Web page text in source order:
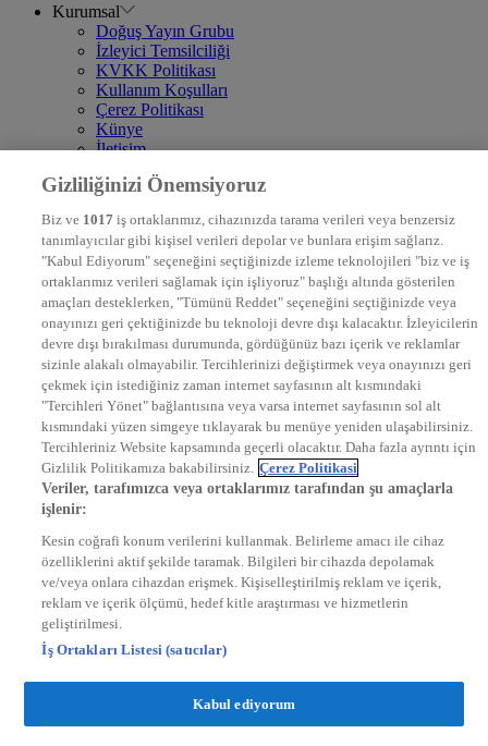
Kurumsal
Doğuş Yayın Grubu
İzleyici Temsilciliği
KVKK Politikası
Kullanım Koşulları
Çerez Politikası
Künye
İletişim
DYG Televizyonlar
STAR
EURO STAR
KRAL POP TV
DYG Radyolar
NTV RADYO
KRAL FM
KRAL POP
EKSEN
VOYAGE
DYG Dijital
ntv.com.tr
ntvspor.net
secim.ntv.com.tr
startv.com.tr
kralmuzik.com.tr
Gizliliğinizi Önemsiyoruz
Biz ve 1017 iş ortaklarımız, cihazınızda tarama verileri veya benzersiz
tanımlayıcılar gibi kişisel verileri depolar ve bunlara erişim sağlarız.
"Kabul Ediyorum" seçeneğini seçtiğinizde izleme teknolojileri "biz ve iş
ortaklarımız verileri sağlamak için işliyoruz" başlığı altında gösterilen
amaçları desteklerken, "Tümünü Reddet" seçeneğini seçtiğinizde veya
onayınızı geri çektiğinizde bu teknoloji devre dışı kalacaktır. İzleyicilerin
devre dışı bırakılması durumunda, gördüğünüz bazı içerik ve reklamlar
sizinle alakalı olmayabilir. Tercihlerinizi değiştirmek veya onayınızı geri
çekmek için istediğiniz zaman internet sayfasının alt kısmındaki
"Tercihleri Yönet" bağlantısına veya varsa internet sayfasının sol alt
kısmındaki yüzen simgeye tıklayarak bu menüye yeniden ulaşabilirsiniz.
Tercihleriniz Website kapsamında geçerli olacaktır. Daha fazla ayrıntı için
Gizlilik Politikamıza bakabilirsiniz. Çerez Politikasi
Veriler, tarafımızca veya ortaklarımız tarafından şu amaçlarla
işlenir:
Kesin coğrafi konum verilerini kullanmak. Belirleme amacı ile cihaz
özelliklerini aktif şekilde taramak. Bilgileri bir cihazda depolamak
ve/veya onlara cihazdan erişmek. Kişiselleştirilmiş reklam ve içerik,
reklam ve içerik ölçümü, hedef kitle araştırması ve hizmetlerin
geliştirilmesi.
İş Ortakları Listesi (satıcılar)
Kabul ediyorum